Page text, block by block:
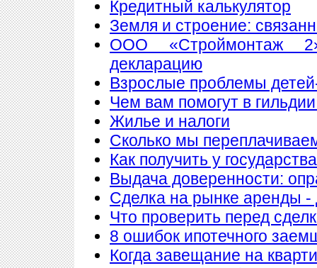
Кредитный калькулятор
Земля и строение:
ООО «Строймонтаж
декларацию
Взрослые проблемы
Чем вам помогут в
Жилье и налоги
Сколько мы
Как получить у
Выдача доверенности:
Сделка на рынке аренды -
Что проверить перед
8 ошибок ипотечного
Когда завещание на